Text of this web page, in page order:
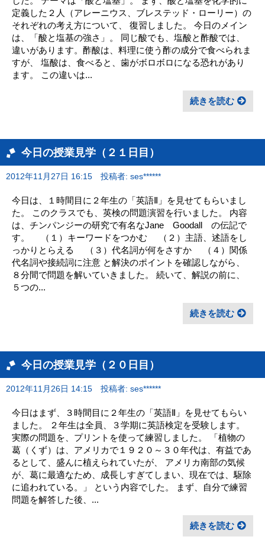
定義した２人（アレーニウス、ブレステッド・ローリー）の
それぞれの考え方について、 復習しました。 今日のメイン
は、「酸と塩基の強さ」。 同じ酸でも、塩酸と酢酸では、
違いがあります。酢酸は、料理に使う酢の成分で食べられま
すが、 塩酸は、食べると、歯がボロボロになる恐れがあり
ます。 この違いは...
続きを読む
今日の授業見学（２１日目）
2012年11月27日 16:15 投稿者: ses******
今日は、１時間目に２年生の「英語Ⅱ」を見せてもらいまし
た。 このクラスでも、英検の問題演習を行いました。 内容
は、チンパンジーの研究で有名なJane Goodall の伝記で
す。 （１）キーワードをつかむ （２）主語、述語をし
っかりとらえる （３）代名詞が何をさすか （４）関係
代名詞や接続詞に注意 と解決のポイントを確認しながら、
８分間で問題を解いていきました。 続いて、解説の前に、
５つの...
続きを読む
今日の授業見学（２０日目）
2012年11月26日 14:15 投稿者: ses******
今日はまず、３時間目に２年生の「英語Ⅱ」を見せてもらい
ました。 ２年生は全員、３学期に英語検定を受験します。
実際の問題を、プリントを使って練習しました。 「植物の
葛（くず）は、アメリカで１９２０～３０年代は、有益であ
るとして、盛んに植えられていたが、 アメリカ南部の気候
が、葛に最適なため、成長しすぎてしまい、現在では、駆除
に追われている。」 という内容でした。 まず、自分で練習
問題を解答した後、...
続きを読む